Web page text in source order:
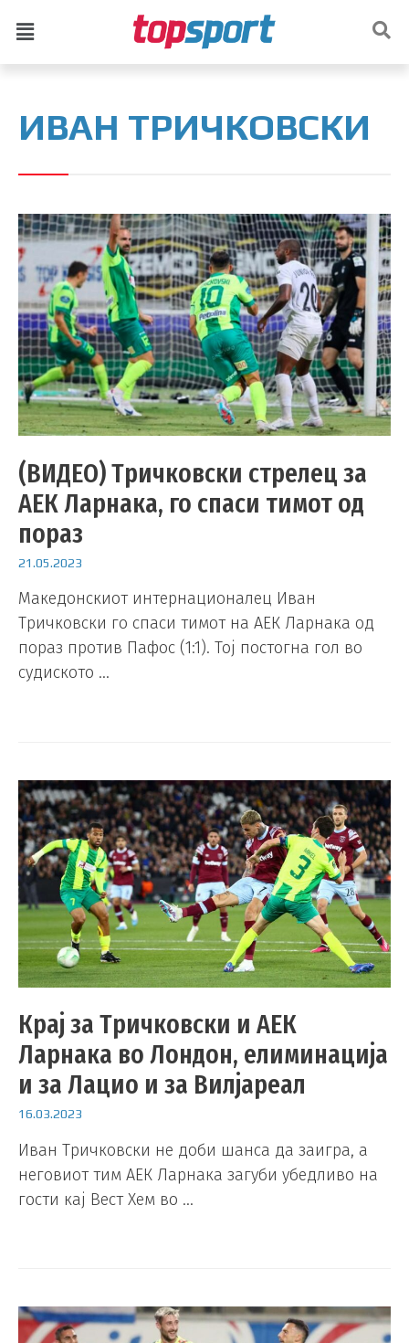
ИВАН ТРИЧКОВСКИ
(ВИДЕО) Тричковски стрелец за
АЕК Ларнака, го спаси тимот од
пораз
21.05.2023
Македонскиот интернационалец Иван
Тричковски го спаси тимот на АЕК Ларнака од
пораз против Пафос (1:1). Тој постогна гол во
судиското …
Крај за Тричковски и АЕК
Ларнака во Лондон, елиминација
и за Лацио и за Вилјареал
16.03.2023
Иван Тричковски не доби шанса да заигра, а
неговиот тим АЕК Ларнака загуби убедливо на
гости кај Вест Хем во …